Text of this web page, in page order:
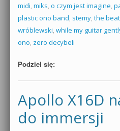
midi, miks, o czym jest imagine,
plastic ono band, stemy, the
wróblewski, while my guitar
ono, zero decybeli
Podziel się:
Apollo X16D
do immersji